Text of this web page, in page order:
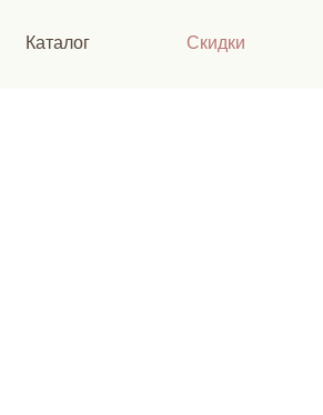
Каталог Скидки